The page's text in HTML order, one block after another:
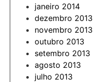
janeiro 2014
dezembro 2013
novembro 2013
outubro 2013
setembro 2013
agosto 2013
julho 2013